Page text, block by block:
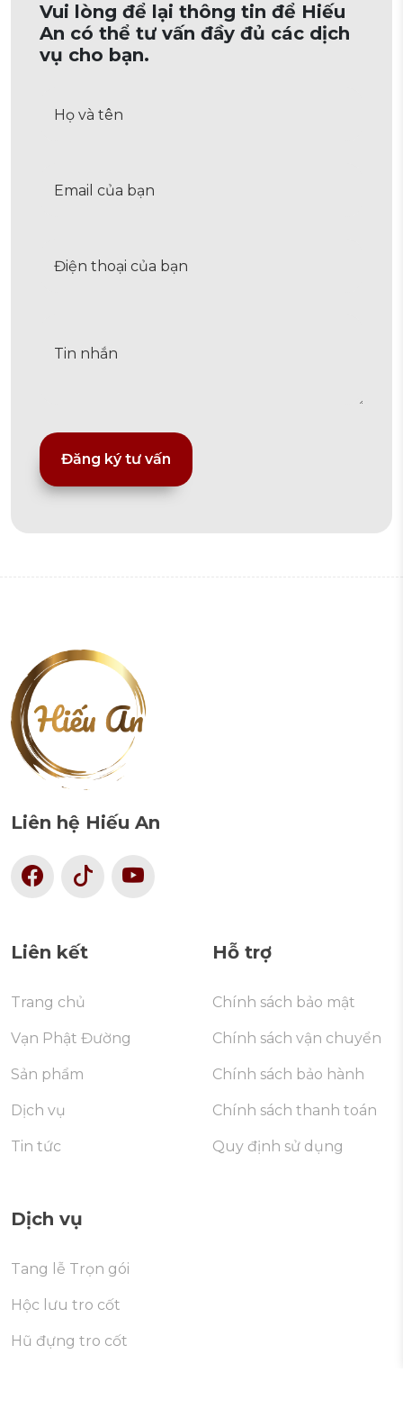
Vui lòng để lại thông tin để Hiếu
An có thể tư vấn đầy đủ các dịch
vụ cho bạn.
Liên hệ Hiếu An
Liên kết
Trang chủ
Vạn Phật Đường
Sản phẩm
Dịch vụ
Tin tức
Hỗ trợ
Chính sách bảo mật
Chính sách vận chuyển
Chính sách bảo hành
Chính sách thanh toán
Quy định sử dụng
Dịch vụ
Tang lễ Trọn gói
Hộc lưu tro cốt
Hũ đựng tro cốt